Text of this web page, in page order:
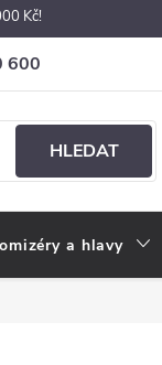
Kč!
600
HLEDAT
a hlavy